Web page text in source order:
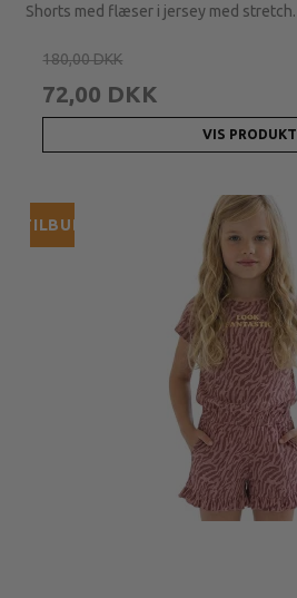
Shorts med flæser i jersey med stretch.
180,00 DKK
72,00 DKK
VIS PRODUKT
TILBUD